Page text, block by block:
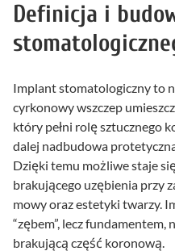
Definicja i
Implant stomatologiczny to
cyrkonowy wszczep
który pełni rolę sztucznego
dalej nadbudowa
Dzięki temu możliwe staje
brakującego uzębienia przy
mowy oraz estetyki twarzy.
“zębem”, lecz
brakującą część koronową.